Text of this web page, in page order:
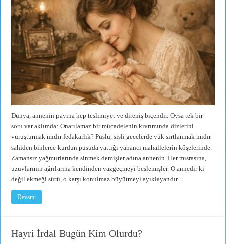
Dünya, annenin payına hep teslimiyet ve direniş biçendir. Oysa tek bir
soru var aklımda: Onarılamaz bir mücadelenin kıvrımında dizlerini
vuruşturmak mıdır fedakarlık? Puslu, sisli gecelerde yük sırtlanmak mıdır
sahiden binlerce kurdun pusuda yattığı yabancı mahallelerin köşelerinde.
Zamansız yağmurlarında sinmek demişler adına annenin. Her mısrasına,
uzuvlarının ağrılarına kendinden vazgeçmeyi beslemişler. O annedir ki
değil ekmeği sütü, o karşı konulmaz büyütmeyi ayıklayandır …
Devamı
Hayri İrdal Bugün Kim Olurdu?